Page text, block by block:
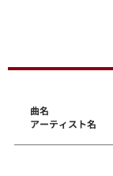
曲名
アーティスト名